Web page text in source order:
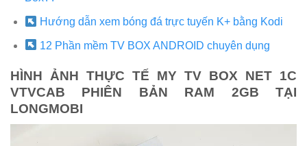
Hướng dẫn xem bóng đá trực tuyến K+ bằng Kodi
12 Phần mềm TV BOX ANDROID chuyên dụng
HÌNH ẢNH THỰC TẾ MY TV BOX NET 1C
VTVCAB PHIÊN BẢN RAM 2GB TẠI
LONGMOBI